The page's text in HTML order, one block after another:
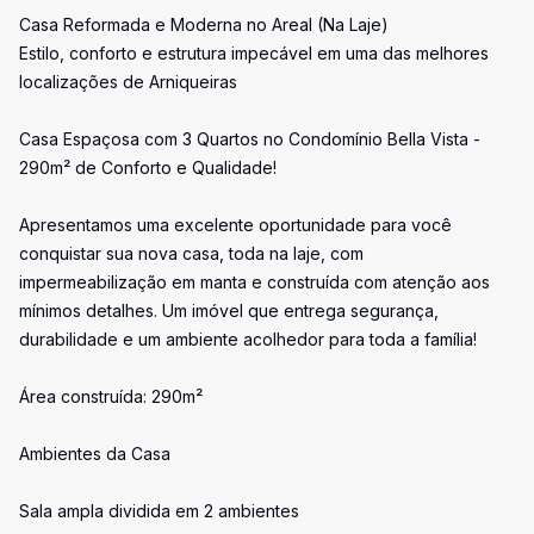
Casa Reformada e Moderna no Areal (Na Laje)
Estilo, conforto e estrutura impecável em uma das melhores
localizações de Arniqueiras
Casa Espaçosa com 3 Quartos no Condomínio Bella Vista -
290m² de Conforto e Qualidade!
Apresentamos uma excelente oportunidade para você
conquistar sua nova casa, toda na laje, com
impermeabilização em manta e construída com atenção aos
mínimos detalhes. Um imóvel que entrega segurança,
durabilidade e um ambiente acolhedor para toda a família!
Área construída: 290m²
Ambientes da Casa
Sala ampla dividida em 2 ambientes